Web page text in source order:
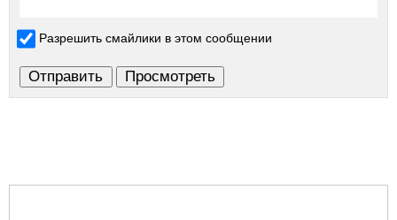
Разрешить смайлики в этом сообщении